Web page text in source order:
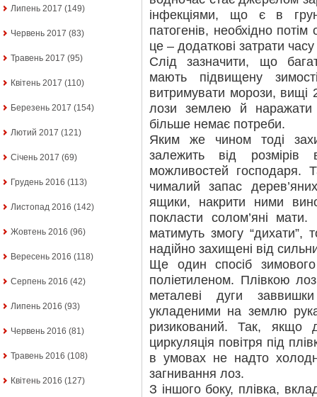
Липень 2017 (149)
Червень 2017 (83)
Травень 2017 (95)
Квітень 2017 (110)
Березень 2017 (154)
Лютий 2017 (121)
Січень 2017 (69)
Грудень 2016 (113)
Листопад 2016 (142)
Жовтень 2016 (96)
Вересень 2016 (118)
Серпень 2016 (42)
Липень 2016 (93)
Червень 2016 (81)
Травень 2016 (108)
Квітень 2016 (127)
інфекціями, що є в
патогенів, необхідно
це – додаткові затрати часу
Слід зазначити, що
мають підвищену
витримувати морози, вищі
лози землею й наражати
більше немає потреби.
Яким же чином тоді
залежить від розмірів
можливостей господаря.
чималий запас
ящики, накрити ними
покласти солом’яні
матимуть змогу “дихати”,
надійно захищені від
Ще один спосіб
поліетиленом. Плівкою
металеві дуги
укладеними на землю
ризикований. Так, якщо
циркуляція повітря під
в умовах не надто
загнивання лоз.
З іншого боку, плівка,